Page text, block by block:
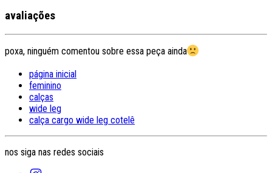
avaliações
poxa, ninguém comentou sobre essa peça ainda
página inicial
feminino
calças
wide leg
calça cargo wide leg cotelê
nos siga nas redes sociais